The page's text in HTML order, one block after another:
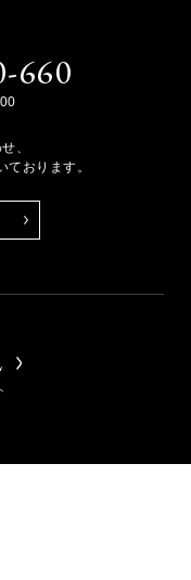
660
、
おります。